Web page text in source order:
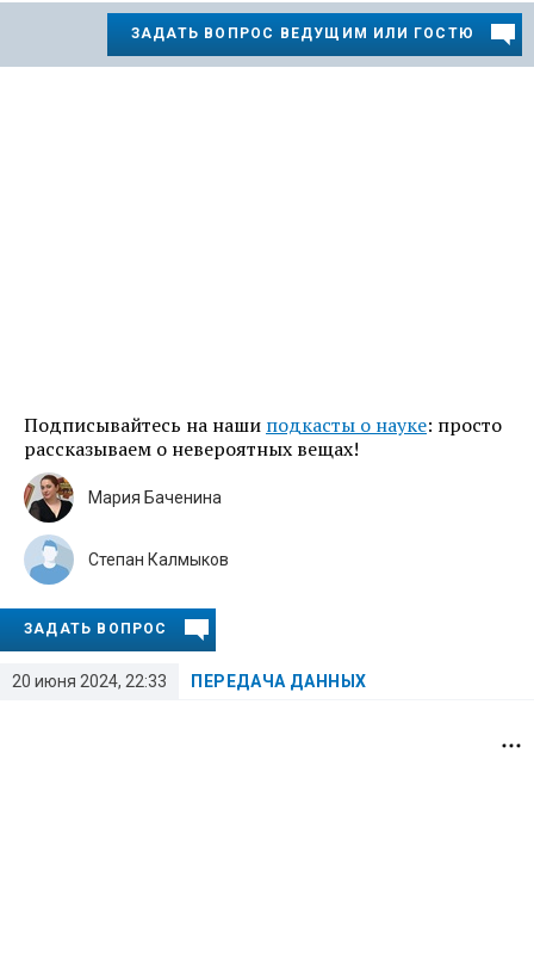
ЗАДАТЬ ВОПРОС ВЕДУЩИМ ИЛИ ГОСТЮ
Подписывайтесь на наши подкасты о науке: просто
рассказываем о невероятных вещах!
20 июня 2024, 22:33 ПЕРЕДАЧА ДАННЫХ
Мария Баченина
Степан Калмыков
ЗАДАТЬ ВОПРОС